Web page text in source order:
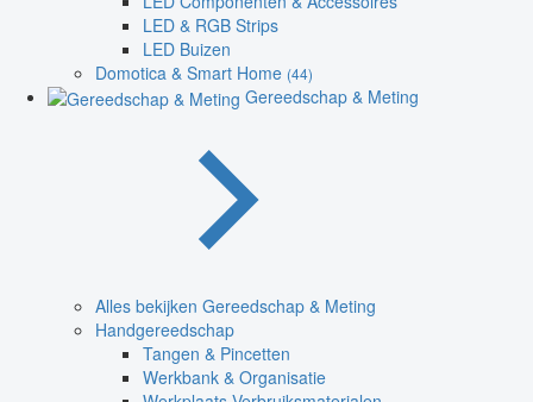
LED & RGB Strips
LED Buizen
Domotica & Smart Home (44)
Gereedschap & Meting
Alles bekijken Gereedschap & Meting
Handgereedschap
Tangen & Pincetten
Werkbank & Organisatie